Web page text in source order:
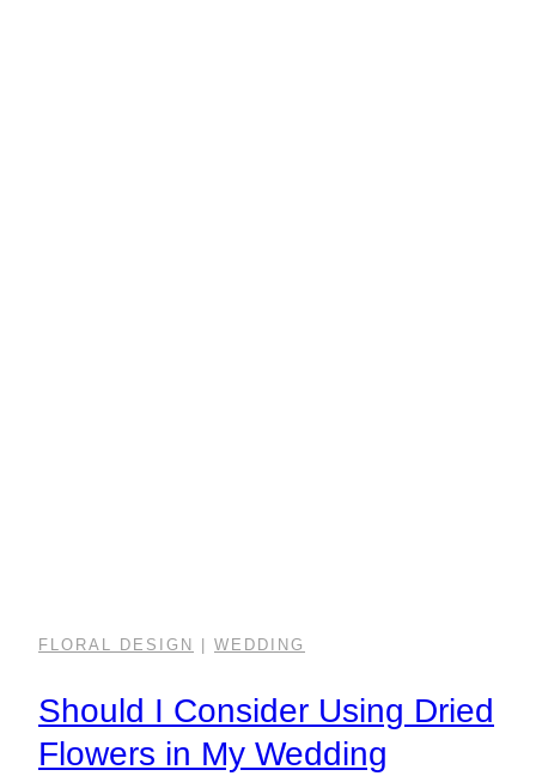
FLORAL DESIGN | WEDDING
Should I Consider Using Dried
Flowers in My Wedding